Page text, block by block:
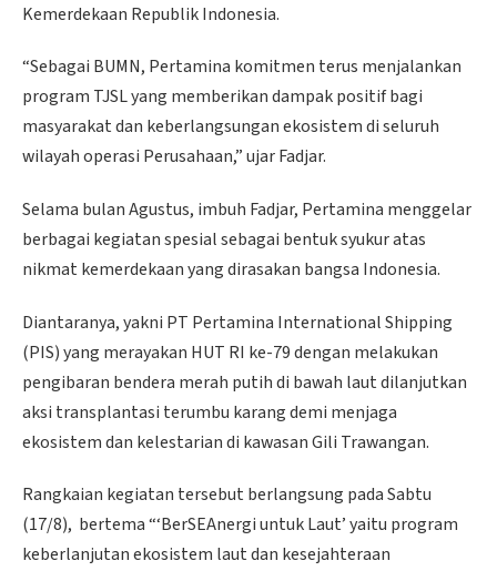
Kemerdekaan Republik Indonesia.
“Sebagai BUMN, Pertamina komitmen terus menjalankan
program TJSL yang memberikan dampak positif bagi
masyarakat dan keberlangsungan ekosistem di seluruh
wilayah operasi Perusahaan,” ujar Fadjar.
Selama bulan Agustus, imbuh Fadjar, Pertamina menggelar
berbagai kegiatan spesial sebagai bentuk syukur atas
nikmat kemerdekaan yang dirasakan bangsa Indonesia.
Diantaranya, yakni PT Pertamina International Shipping
(PIS) yang merayakan HUT RI ke-79 dengan melakukan
pengibaran bendera merah putih di bawah laut dilanjutkan
aksi transplantasi terumbu karang demi menjaga
ekosistem dan kelestarian di kawasan Gili Trawangan.
Rangkaian kegiatan tersebut berlangsung pada Sabtu
(17/8), bertema “‘BerSEAnergi untuk Laut’ yaitu program
keberlanjutan ekosistem laut dan kesejahteraan